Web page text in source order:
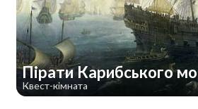
Пірати Карибського
Квест-кімната